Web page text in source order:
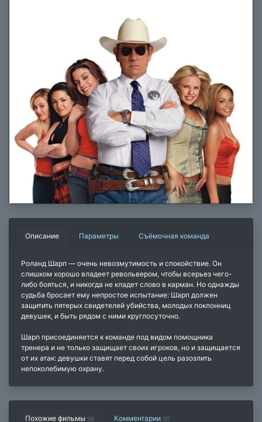
Описание Параметры Съёмочная команда
Роланд Шарп — очень невозмутимость и спокойствие. Он
слишком хорошо владеет револьвером, чтобы всерьез чего-
либо бояться, и никогда не кладет слово в карман. Но однажды
судьба бросает ему непростое испытание: Шарп должен
защитить пятерых свидетелей убийства, молодых поклонниц
девушек, и быть рядом с ними круглосуточно.
Шарп присоединяется к команде под видом помощника
тренера и не только защищает своих игроков, но и защищается
от их атак: девушки ставят перед собой цель разозлить
непоколебимую охрану.
Похожие фильмы (4) Комментарии (0)